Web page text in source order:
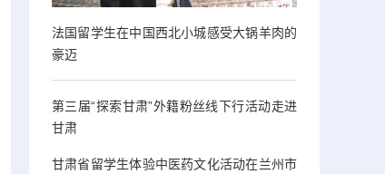
法国留学生在中国西北小城感受大锅羊肉的
豪迈
第三届“探索甘肃”外籍粉丝线下行活动走进
甘肃
甘肃省留学生体验中医药文化活动在兰州市